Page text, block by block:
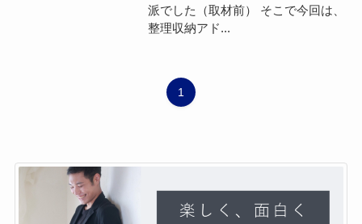
派でした（取材前） そこで今回は、
整理収納アド...
1